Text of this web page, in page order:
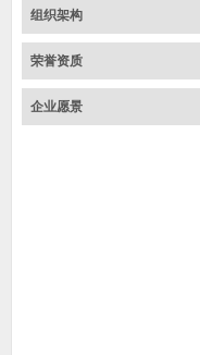
组织架构
荣誉资质
企业愿景